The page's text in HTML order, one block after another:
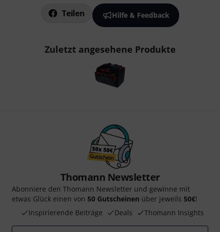
Teilen Hilfe & Feedback
Zuletzt angesehene Produkte
Thomann Newsletter
Abonniere den Thomann Newsletter und gewinne mit
etwas Glück einen von 50 Gutscheinen über jeweils 50€!
Inspirierende Beiträge
Deals Thomann Insights